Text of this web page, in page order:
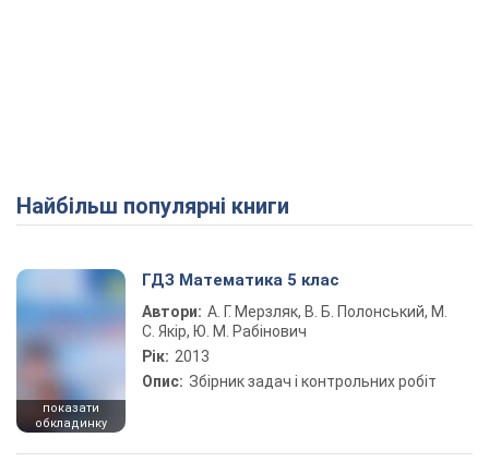
Найбільш популярні книги
показати
обкладинку
ГДЗ Математика 5 клас
Автори: А. Г. Мерзляк, В. Б. Полонський, М.
С. Якір, Ю. М. Рабінович
Рік: 2013
Опис: Збірник задач і контрольних робіт